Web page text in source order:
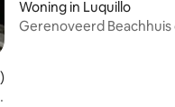
beoordeling van 4,86 op 5,
Woning in Luquillo
Gerenoveerd Beachhuis